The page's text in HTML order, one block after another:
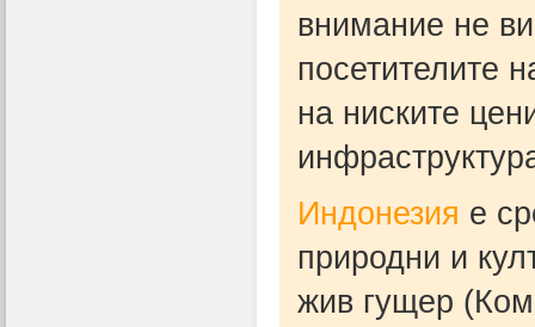
внимание не
посетителите
на ниските
Индонезия е
природни и
жив гущер